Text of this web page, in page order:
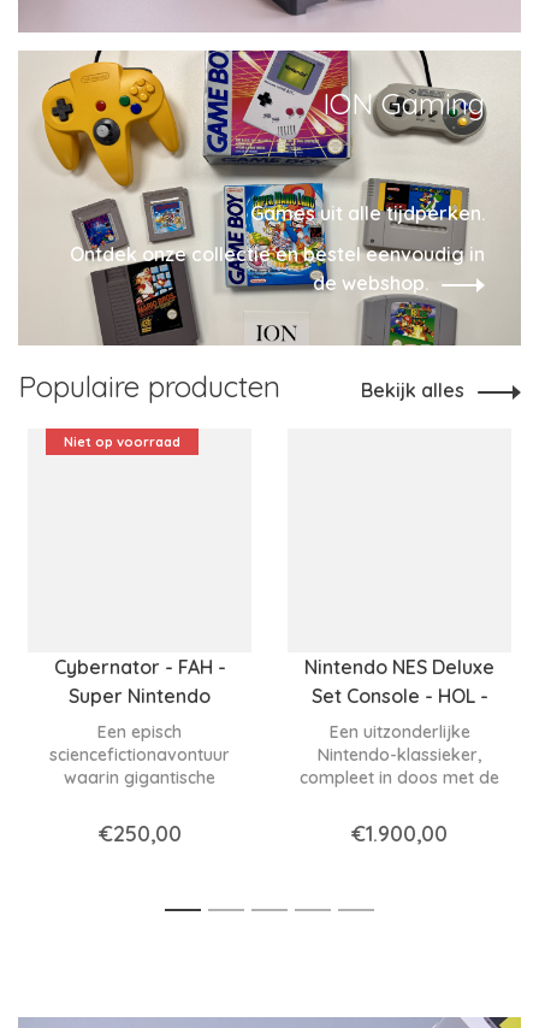
ION Gaming
Games uit alle tijdperken.
Ontdek onze collectie en bestel eenvoudig in
de webshop.
Populaire producten Bekijk alles
Niet op voorraad
Cybernator - FAH -
Super Nintendo
Een episch
sciencefictionavontuur
waarin gigantische
gevechten en een
meeslepend
klassieker.
€250,00
Nintendo NES Deluxe
Set Console - HOL -
Nintendo NES
Een uitzonderlijke
Nintendo-klassieker,
compleet in doos met de
nostalgie en
verzamelwaarde perfect
€1.900,00
1 2 3 4 5